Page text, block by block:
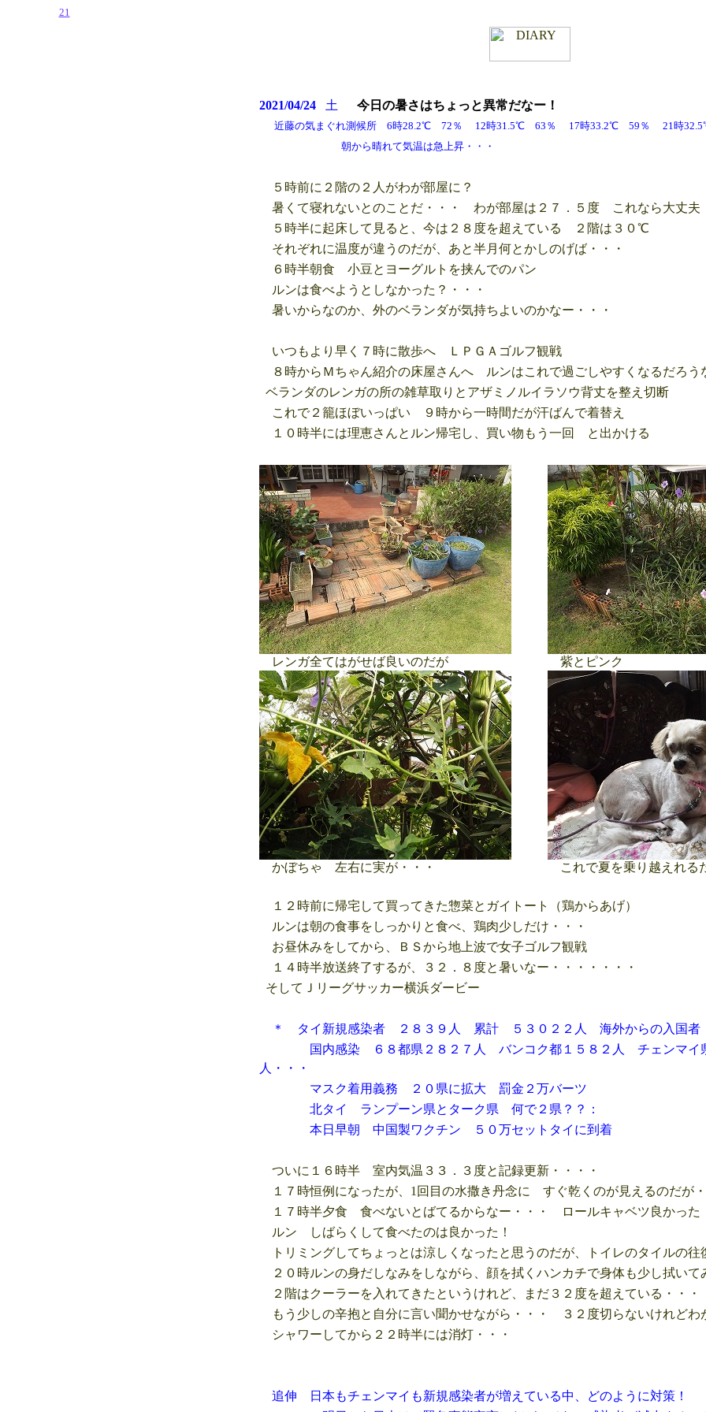
21
2021/04/24 土 今日の暑さはちょっと異常だなー！
近藤の気まぐれ測候所 6時28.2℃ 72％ 12時31.5℃ 63％ 17時33.2℃ 59％ 21時
朝から晴れて気温は急上昇・・・
５時前に２階の２人がわが部屋に？
暑くて寝れないとのことだ・・・ わが部屋は２７．５度 これなら大丈夫
５時半に起床して見ると、今は２８度を超えている ２階は３０℃
それぞれに温度が違うのだが、あと半月何とかしのげば・・・
６時半朝食 小豆とヨーグルトを挟んでのパン
ルンは食べようとしなかった？・・・
暑いからなのか、外のベランダが気持ちよいのかなー・・・
いつもより早く７時に散歩へ ＬＰＧＡゴルフ観戦
８時からＭちゃん紹介の床屋さんへ ルンはこれで過ごしやすくなるだろう
ベランダのレンガの所の雑草取りとアザミノルイラソウ背丈を整え切断
これで２籠ほぼいっぱい ９時から一時間だが汗ばんで着替え
１０時半には理恵さんとルン帰宅し、買い物もう一回 と出かける
レンガ全てはがせば良いのだが 紫とピンク
かぼちゃ 左右に実が・・・ これで夏を乗り越えれる
１２時前に帰宅して買ってきた惣菜とガイトート（鶏からあげ）
ルンは朝の食事をしっかりと食べ、鶏肉少しだけ・・・
お昼休みをしてから、ＢＳから地上波で女子ゴルフ観戦
１４時半放送終了するが、３２．８度と暑いなー・・・・・・・
そしてＪリーグサッカー横浜ダービー
＊ タイ新規感染者 ２８３９人 累計 ５３０２２人 海外からの入国
国内感染 ６８都県２８２７人 バンコク都１５８２人 チェンマイ
人・・・
マスク着用義務 ２０県に拡大 罰金２万バーツ
北タイ ランプーン県とターク県 何で２県？？：
本日早朝 中国製ワクチン ５０万セットタイに到着
ついに１６時半 室内気温３３．３度と記録更新・・・・
１７時恒例になったが、1回目の水撒き丹念に すぐ乾くのが見えるのだが
１７時半夕食 食べないとばてるからなー・・・ ロールキャベツ良かった
ルン しばらくして食べたのは良かった！
トリミングしてちょっとは涼しくなったと思うのだが、トイレのタイルの往
２０時ルンの身だしなみをしながら、顔を拭くハンカチで身体も少し拭いて
２階はクーラーを入れてきたというけれど、まだ３２度を超えている・・・
もう少しの辛抱と自分に言い聞かせながら・・・ ３２度切らないけれどわ
シャワーしてから２２時半には消灯・・・
追伸 日本もチェンマイも新規感染者が増えている中、どのように対策！